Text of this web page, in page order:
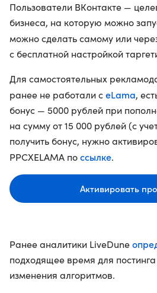
Пользователи ВКонтакте —
бизнеса, на которую можно
можно сделать самому или
с бесплатной настройкой
Для самостоятельных
ранее не работали сeLama,
бонус — 5000 рублей при
на сумму от 15 000 рублей (с
получить бонус, нужно
PPCXELAMA поссылке.
Активировать
Ранее аналитики LiveDune
подходящее время для
изменения алгоритмов.